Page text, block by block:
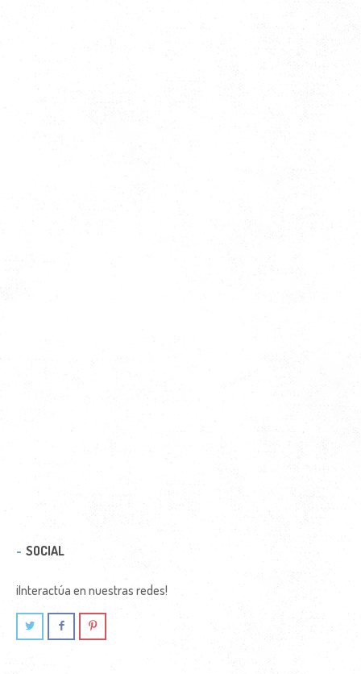
SOCIAL
¡Interactúa en nuestras redes!